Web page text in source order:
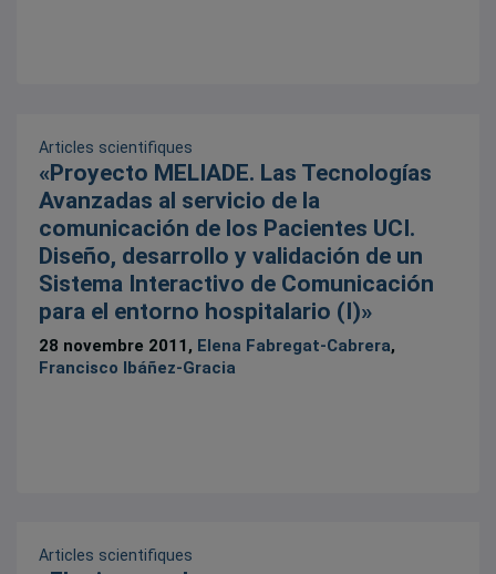
Articles scientifiques
«Proyecto MELIADE. Las Tecnologías
Avanzadas al servicio de la
comunicación de los Pacientes UCI.
Diseño, desarrollo y validación de un
Sistema Interactivo de Comunicación
para el entorno hospitalario (I)»
28 novembre 2011, Elena Fabregat-Cabrera,
Francisco Ibáñez-Gracia
Articles scientifiques